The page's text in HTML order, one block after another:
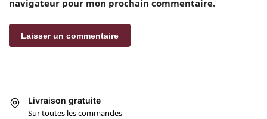
navigateur pour mon prochain commentaire.
Livraison gratuite
Sur toutes les commandes